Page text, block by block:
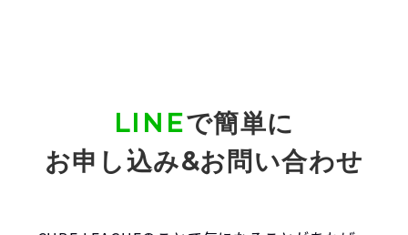
LINEで簡単に
お申し込み&お問い合わせ